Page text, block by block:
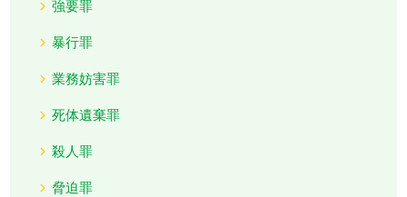
強要罪
暴行罪
業務妨害罪
死体遺棄罪
殺人罪
脅迫罪